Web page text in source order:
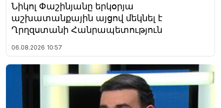
Նիկոլ Փաշինյանը երկօրյա
աշխատանքային այցով մեկնել է
Ղրղզստանի Հանրապետություն
06.08.2026 10:57